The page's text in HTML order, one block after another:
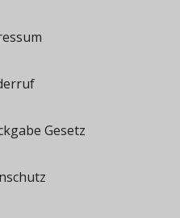
Gesetz